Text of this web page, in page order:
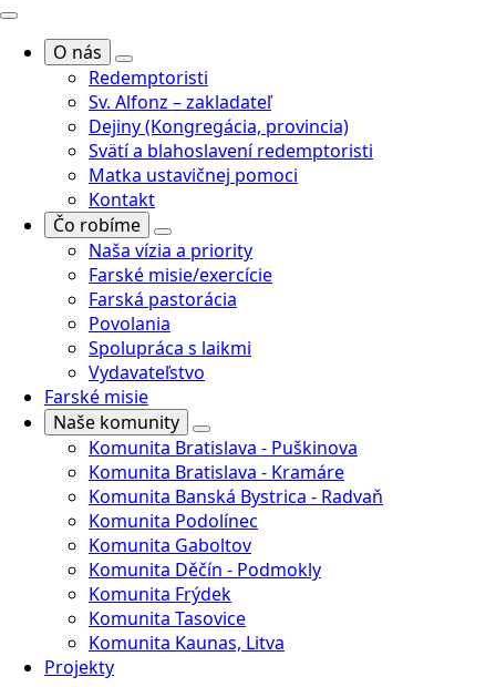
O nás
Redemptoristi
Sv. Alfonz – zakladateľ
Dejiny (Kongregácia, provincia)
Svätí a blahoslavení redemptoristi
Matka ustavičnej pomoci
Kontakt
Čo robíme
Naša vízia a priority
Farské misie/exercície
Farská pastorácia
Povolania
Spolupráca s laikmi
Vydavateľstvo
Farské misie
Naše komunity
Komunita Bratislava - Puškinova
Komunita Bratislava - Kramáre
Komunita Banská Bystrica - Radvaň
Komunita Podolínec
Komunita Gaboltov
Komunita Děčín - Podmokly
Komunita Frýdek
Komunita Tasovice
Komunita Kaunas, Litva
Projekty